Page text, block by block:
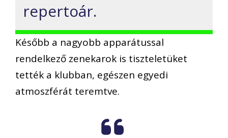
repertoár.
Később a nagyobb apparátussal
rendelkező zenekarok is tiszteletüket
tették a klubban, egészen egyedi
atmoszférát teremtve.